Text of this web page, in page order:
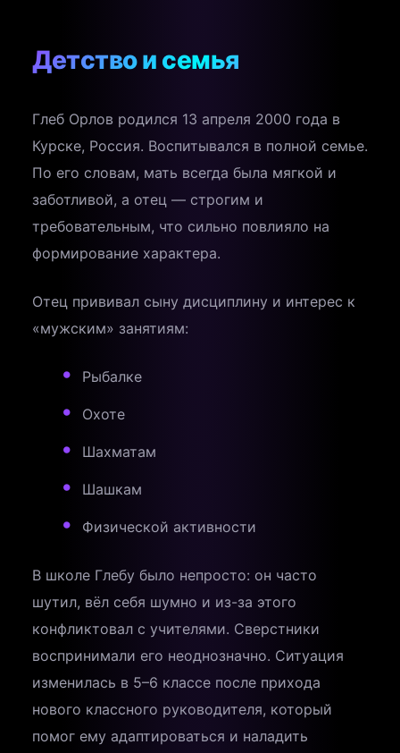
Детство и семья
Глеб Орлов родился 13 апреля 2000 года в
Курске, Россия. Воспитывался в полной семье.
По его словам, мать всегда была мягкой и
заботливой, а отец — строгим и
требовательным, что сильно повлияло на
формирование характера.
Отец прививал сыну дисциплину и интерес к
«мужским» занятиям:
Рыбалке
Охоте
Шахматам
Шашкам
Физической активности
В школе Глебу было непросто: он часто
шутил, вёл себя шумно и из-за этого
конфликтовал с учителями. Сверстники
воспринимали его неоднозначно. Ситуация
изменилась в 5–6 классе после прихода
нового классного руководителя, который
помог ему адаптироваться и наладить